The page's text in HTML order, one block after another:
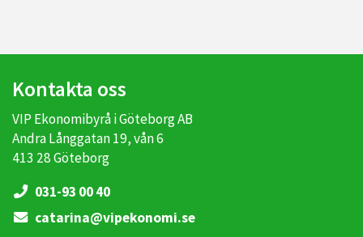
Kontakta oss
VIP Ekonomibyrå i Göteborg AB
Andra Långgatan 19, vån 6
413 28 Göteborg
031-93 00 40
catarina@vipekonomi.se